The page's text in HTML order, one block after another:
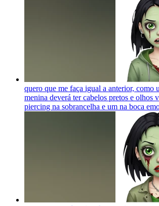
quero que me faça igual a anterior, como
menina deverá ter cabelos pretos e olhos
piercing na sobrancelha e um na boca